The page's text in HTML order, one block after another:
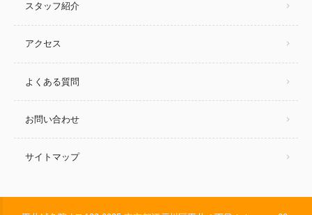
スタッフ紹介
アクセス
よくある質問
お問い合わせ
サイトマップ